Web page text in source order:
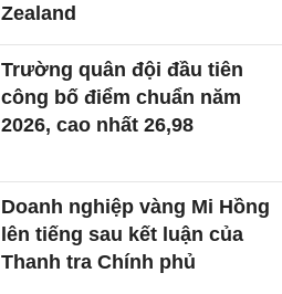
Zealand
Trường quân đội đầu tiên
công bố điểm chuẩn năm
2026, cao nhất 26,98
Doanh nghiệp vàng Mi Hồng
lên tiếng sau kết luận của
Thanh tra Chính phủ